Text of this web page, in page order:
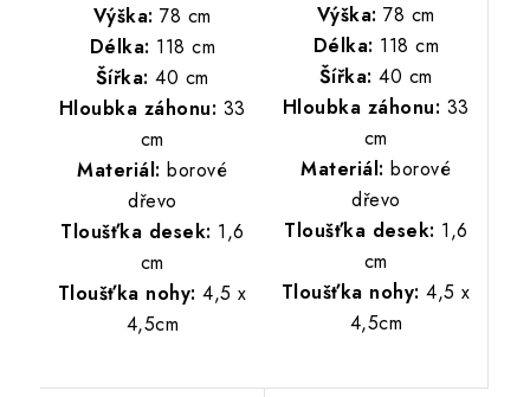
Výška: 78 cm
Délka: 118 cm
Šířka: 40 cm
Hloubka záhonu: 33
cm
Materiál: borové
dřevo
Tloušťka desek: 1,6
cm
Tloušťka nohy: 4,5 x
4,5cm
Výška: 78 cm
Délka: 118 cm
Šířka: 40 cm
Hloubka záhonu: 33
cm
Materiál: borové
dřevo
Tloušťka desek: 1,6
cm
Tloušťka nohy: 4,5 x
4,5cm